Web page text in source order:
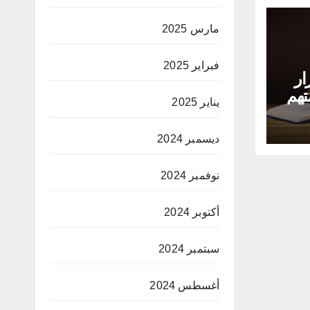
مارس 2025
فبراير 2025
يناير 2025
ديسمبر 2024
نوفمبر 2024
أكتوبر 2024
سبتمبر 2024
أغسطس 2024